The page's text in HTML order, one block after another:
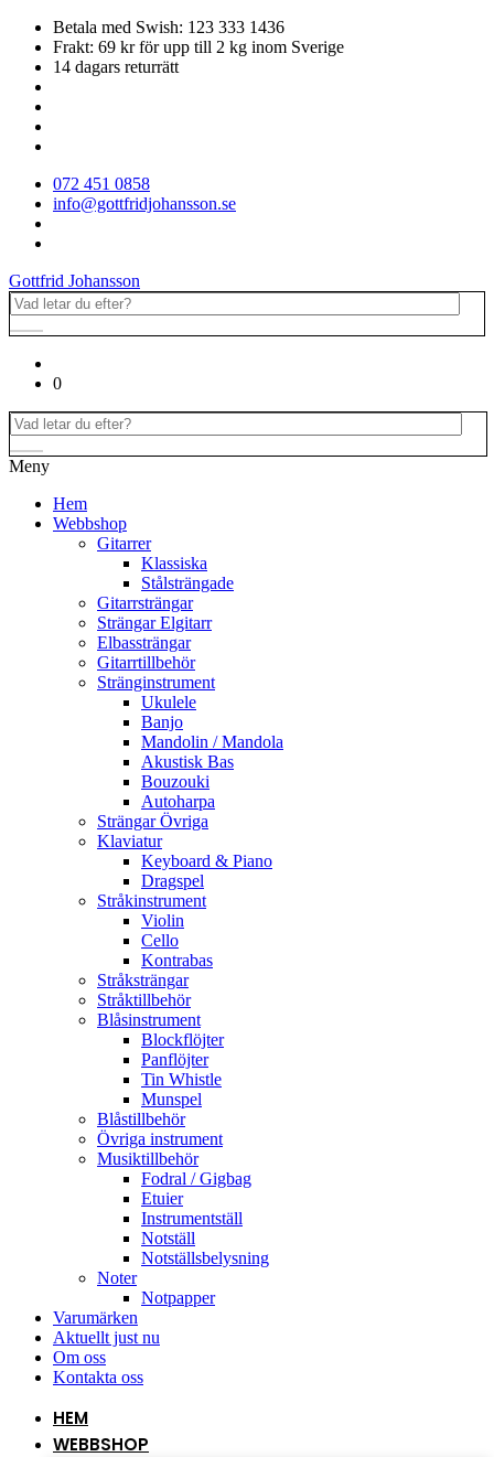
Betala med Swish: 123 333 1436
Frakt: 69 kr för upp till 2 kg inom Sverige
14 dagars returrätt
072 451 0858
info@gottfridjohansson.se
Gottfrid Johansson
0
Meny
Hem
Webbshop
Gitarrer
Klassiska
Stålsträngade
Gitarrsträngar
Strängar Elgitarr
Elbassträngar
Gitarrtillbehör
Stränginstrument
Ukulele
Banjo
Mandolin / Mandola
Akustisk Bas
Bouzouki
Autoharpa
Strängar Övriga
Klaviatur
Keyboard & Piano
Dragspel
Stråkinstrument
Violin
Cello
Kontrabas
Stråksträngar
Stråktillbehör
Blåsinstrument
Blockflöjter
Panflöjter
Tin Whistle
Munspel
Blåstillbehör
Övriga instrument
Musiktillbehör
Fodral / Gigbag
Etuier
Instrumentställ
Notställ
Notställsbelysning
Noter
Notpapper
Varumärken
Aktuellt just nu
Om oss
Kontakta oss
HEM
WEBBSHOP